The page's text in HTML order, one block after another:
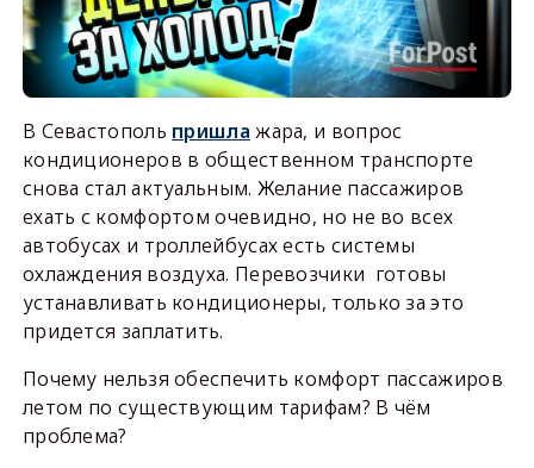
В Севастополь пришла жара, и вопрос
кондиционеров в общественном транспорте
снова стал актуальным. Желание пассажиров
ехать с комфортом очевидно, но не во всех
автобусах и троллейбусах есть системы
охлаждения воздуха. Перевозчики готовы
устанавливать кондиционеры, только за это
придется заплатить.
Почему нельзя обеспечить комфорт пассажиров
летом по существующим тарифам? В чём
проблема?